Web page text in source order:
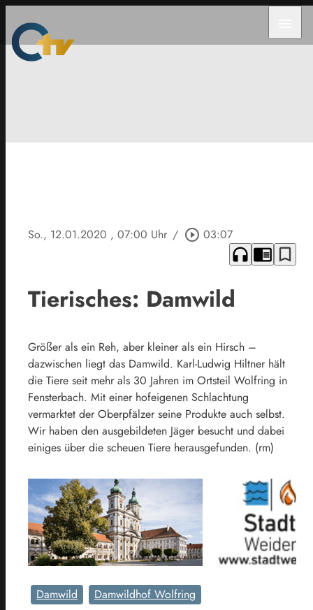
So., 12.01.2020 , 07:00 Uhr / play_circle_outline 03:07
headphones chrome_reader_mode bookmark_border
Tierisches: Damwild
Größer als ein Reh, aber kleiner als ein Hirsch –
dazwischen liegt das Damwild. Karl-Ludwig Hiltner hält
die Tiere seit mehr als 30 Jahren im Ortsteil Wolfring in
Fensterbach. Mit einer hofeigenen Schlachtung
vermarktet der Oberpfälzer seine Produkte auch selbst.
Wir haben den ausgebildeten Jäger besucht und dabei
einiges über die scheuen Tiere herausgefunden. (rm)
Damwild
Damwildhof Wolfring